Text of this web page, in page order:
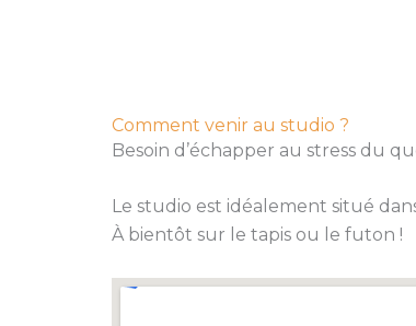
Comment venir au studio ?
Besoin d’échapper au stress du
Le studio est idéalement situé
Àbientôt sur le tapis ou le futon !